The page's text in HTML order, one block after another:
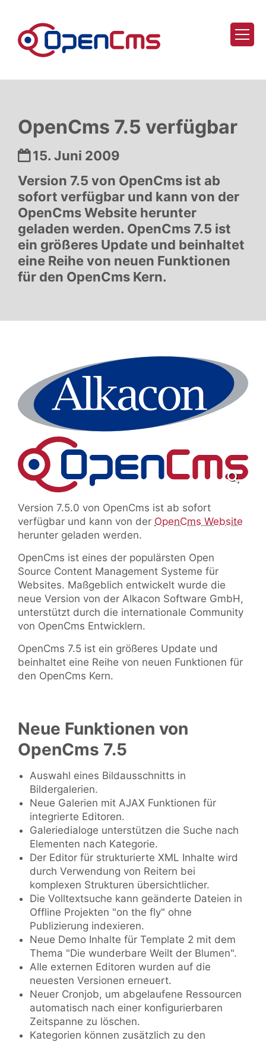
OpenCms 7.5 verfügbar
Datum:
15. Juni 2009
Version 7.5 von OpenCms ist ab
sofort verfügbar und kann von der
OpenCms Website herunter
geladen werden. OpenCms 7.5 ist
ein größeres Update und beinhaltet
eine Reihe von neuen Funktionen
für den OpenCms Kern.
Version 7.5.0 von OpenCms ist ab sofort
verfügbar und kann von der OpenCms Website
herunter geladen werden.
OpenCms ist eines der populärsten Open
Source Content Management Systeme für
Websites. Maßgeblich entwickelt wurde die
neue Version von der Alkacon Software GmbH,
unterstützt durch die internationale Community
von OpenCms Entwicklern.
OpenCms 7.5 ist ein größeres Update und
beinhaltet eine Reihe von neuen Funktionen für
den OpenCms Kern.
Neue Funktionen von
OpenCms 7.5
Auswahl eines Bildausschnitts in
Bildergalerien.
Neue Galerien mit AJAX Funktionen für
integrierte Editoren.
Galeriedialoge unterstützen die Suche nach
Elementen nach Kategorie.
Der Editor für strukturierte XML Inhalte wird
durch Verwendung von Reitern bei
komplexen Strukturen übersichtlicher.
Die Volltextsuche kann geänderte Dateien in
Offline Projekten "on the fly" ohne
Publizierung indexieren.
Neue Demo Inhalte für Template 2 mit dem
Thema "Die wunderbare Weilt der Blumen".
Alle externen Editoren wurden auf die
neuesten Versionen erneuert.
Neuer Cronjob, um abgelaufene Ressourcen
automatisch nach einer konfigurierbaren
Zeitspanne zu löschen.
Kategorien können zusätzlich zu den